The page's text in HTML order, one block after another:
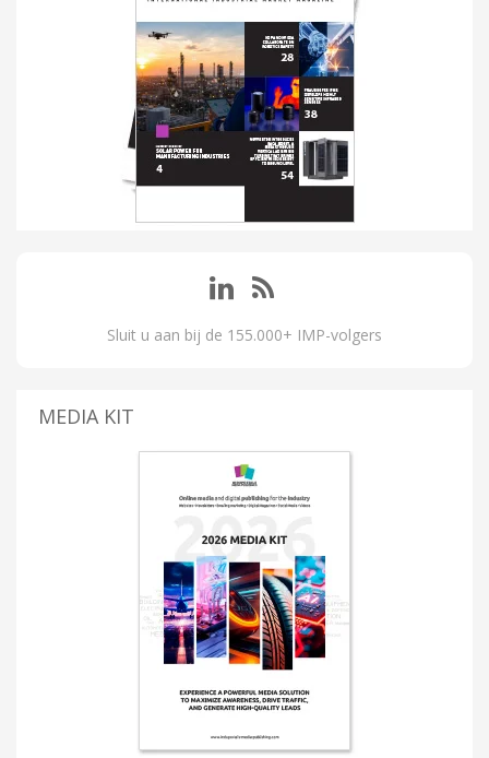
Sluit u aan bij de 155.000+ IMP-volgers
MEDIA KIT